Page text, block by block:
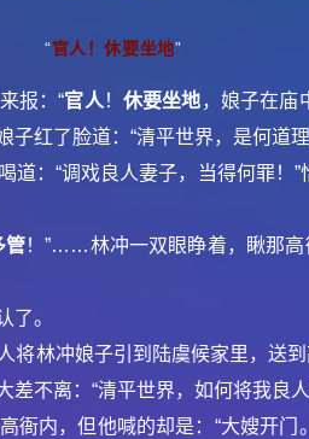
“官人！休要坐地”
报：“官人 ！ 休要坐地，娘子在庙
红了脸道：“清平世界，是何道
：“调戏良人妻子，当得何罪！
管！”……林冲一双眼睁着，瞅那
了。
将林冲娘子引到陆虞候家里，送到
不离：“清平世界，如何将我良
衙内，但他喊的却是：“大嫂开门